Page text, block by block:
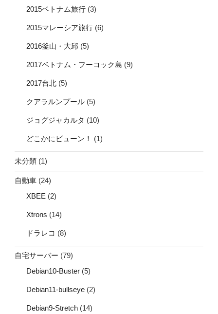
2015ベトナム旅行 (3)
2015マレーシア旅行 (6)
2016釜山・大邱 (5)
2017ベトナム・フーコック島 (9)
2017台北 (5)
クアラルンプール (5)
ジョグジャカルタ (10)
どこかにビューン！ (1)
未分類 (1)
自動車 (24)
XBEE (2)
Xtrons (14)
ドラレコ (8)
自宅サーバー (79)
Debian10-Buster (5)
Debian11-bullseye (2)
Debian9-Stretch (14)